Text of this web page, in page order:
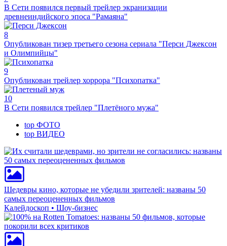
В Сети появился первый трейлер экранизации
древнеиндийского эпоса "Рамаяна"
8
Опубликован тизер третьего сезона сериала "Перси Джексон
и Олимпийцы"
9
Опубликован трейлер хоррора "Психопатка"
10
В Сети появился трейлер "Плетёного мужа"
top ФОТО
top ВИДЕО
Шедевры кино, которые не убедили зрителей: названы 50
самых переоцененных фильмов
Калейдоскоп • Шоу-бизнес